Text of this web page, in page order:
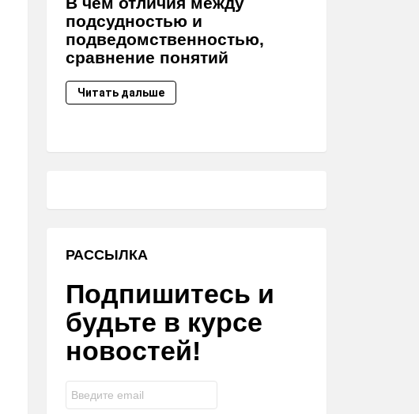
подсудностью и
подведомственностью,
сравнение понятий
Читать дальше
РАССЫЛКА
Подпишитесь и
будьте в курсе
новостей!